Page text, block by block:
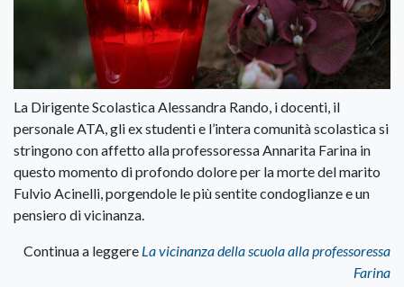
La Dirigente Scolastica Alessandra Rando, i docenti, il
personale ATA, gli ex studenti e l’intera comunità scolastica si
stringono con affetto alla professoressa Annarita Farina in
questo momento di profondo dolore per la morte del marito
Fulvio Acinelli, porgendole le più sentite condoglianze e un
pensiero di vicinanza.
Continua a leggere La vicinanza della scuola alla professoressa
Farina